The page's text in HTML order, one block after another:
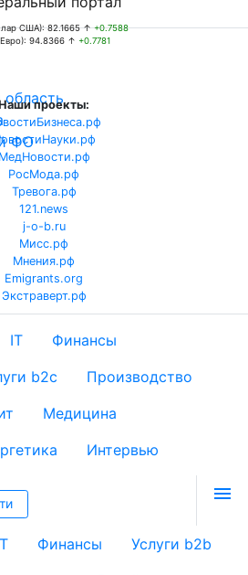
США): 82.1665 ↑+0.7588
94.8366 ↑ +0.7781
ФО
проекты:
МедНовости.рф
РосМода.рф
Тревога.рф
121.news
j-o-b.ru
Мисс.рф
Мнения.рф
Emigrants.org
Экстраверт.рф
IT
Финансы
b2c
Производство
Медицина
Интервью

Финансы
Услуги b2b